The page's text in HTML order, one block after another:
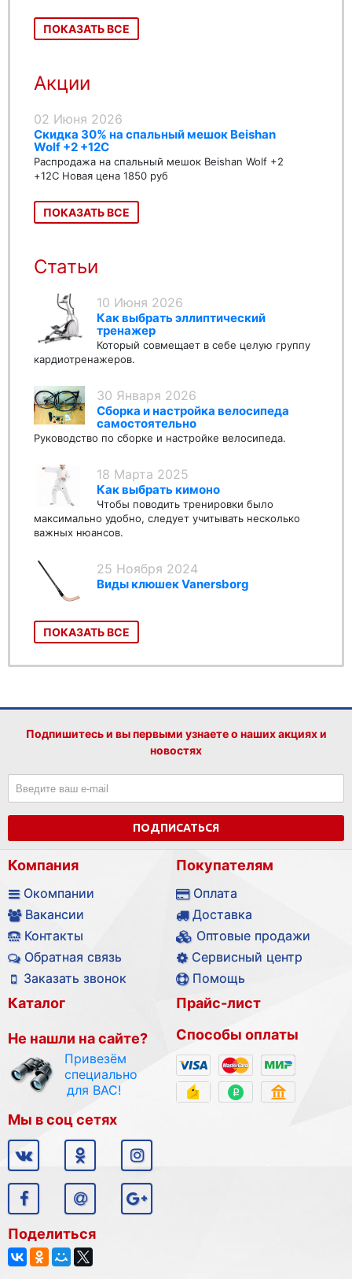
ПОКАЗАТЬ ВСЕ
Акции
02 Июня 2026
Скидка 30% на спальный мешок Beishan
Wolf +2 +12C
Распродажа на спальный мешок Beishan Wolf +2
+12C Новая цена 1850 руб
ПОКАЗАТЬ ВСЕ
Статьи
10 Июня 2026
Как выбрать эллиптический
тренажер
Который совмещает в себе целую группу
кардиотренажеров.
30 Января 2026
Сборка и настройка велосипеда
самостоятельно
Руководство по сборке и настройке велосипеда.
18 Марта 2025
Как выбрать кимоно
Чтобы поводить тренировки было
максимально удобно, следует учитывать несколько
важных нюансов.
25 Ноября 2024
Виды клюшек Vanersborg
ПОКАЗАТЬ ВСЕ
Подпишитесь и вы первыми узнаете о наших акциях и
новостях
ПОДПИСАТЬСЯ
Компания
Окомпании
Вакансии
Контакты
Обратная связь
Заказать звонок
Покупателям
Оплата
Доставка
Оптовые продажи
Сервисный центр
Помощь
Каталог
Не нашли на сайте?
Привезём
специально
для ВАС!
Прайс-лист
Способы оплаты
Мы в соц сетях
Поделиться